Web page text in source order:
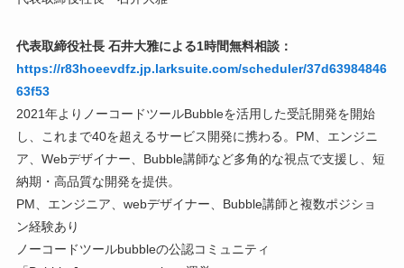
代表取締役社長 石井大雅による1時間無料相談：
https://r83hoeevdfz.jp.larksuite.com/scheduler/37d63984846
63f53
2021年よりノーコードツールBubbleを活用した受託開発を開始
し、これまで40を超えるサービス開発に携わる。PM、エンジニ
ア、Webデザイナー、Bubble講師など多角的な視点で支援し、短
納期・高品質な開発を提供。
PM、エンジニア、webデザイナー、Bubble講師と複数ポジショ
ン経験あり
ノーコードツールbubbleの公認コミュニティ